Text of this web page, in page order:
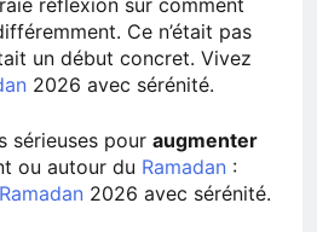
Ce n’était pas
un début concret. Vivez
2026 avec sérénité.
sérieuses pour augmenter
ou autour du Ramadan :
Ramadan 2026 avec sérénité.